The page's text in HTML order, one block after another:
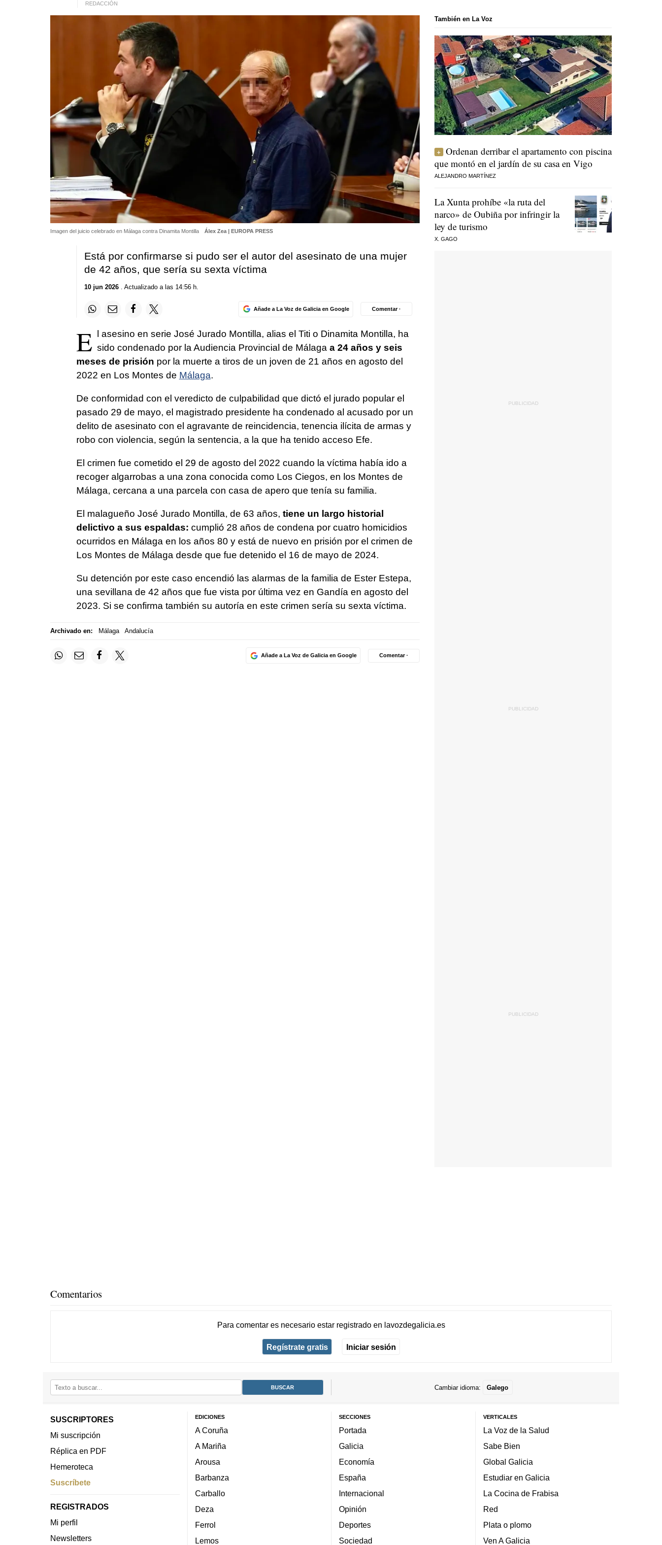
REDACCIÓN
Imagen del juicio celebrado en Málaga contra Dinamita Montilla Álex Zea | EUROPA PRESS
Está por confirmarse si pudo ser el autor del asesinato de una mujer
de 42 años, que sería su sexta víctima
10 jun 2026. Actualizado a las 14:56 h.
Añade a La Voz de Galicia en Google Comentar ·
E l asesino en serie José Jurado Montilla, alias el Titi o Dinamita Montilla, ha
sido condenado por la Audiencia Provincial de Málaga a 24 años y seis
meses de prisión por la muerte a tiros de un joven de 21 años en agosto del
2022 en Los Montes de Málaga.
De conformidad con el veredicto de culpabilidad que dictó el jurado popular el
pasado 29 de mayo, el magistrado presidente ha condenado al acusado por un
delito de asesinato con el agravante de reincidencia, tenencia ilícita de armas y
robo con violencia, según la sentencia, a la que ha tenido acceso Efe.
El crimen fue cometido el 29 de agosto del 2022 cuando la víctima había ido a
recoger algarrobas a una zona conocida como Los Ciegos, en los Montes de
Málaga, cercana a una parcela con casa de apero que tenía su familia.
El malagueño José Jurado Montilla, de 63 años, tiene un largo historial
delictivo a sus espaldas: cumplió 28 años de condena por cuatro homicidios
ocurridos en Málaga en los años 80 y está de nuevo en prisión por el crimen de
Los Montes de Málaga desde que fue detenido el 16 de mayo de 2024.
Su detención por este caso encendió las alarmas de la familia de Ester Estepa,
una sevillana de 42 años que fue vista por última vez en Gandía en agosto del
2023. Si se confirma también su autoría en este crimen sería su sexta víctima.
Archivado en: Málaga Andalucía
Añade a La Voz de Galicia en Google Comentar ·
También en La Voz
Ordenan derribar el apartamento con piscina
que montó en el jardín de su casa en Vigo
ALEJANDRO MARTÍNEZ
La Xunta prohíbe «la ruta del
narco» de Oubiña por infringir la
ley de turismo
X. GAGO
Comentarios
Para comentar es necesario estar registradoen lavozdegalicia.es
Regístrate gratis Iniciar sesión
Cambiar idioma: Galego
SUSCRIPTORES
Mi suscripción
Réplica en PDF
Hemeroteca
Suscríbete
REGISTRADOS
Mi perfil
Newsletters
EDICIONES
A Coruña
A Mariña
Arousa
Barbanza
Carballo
Deza
Ferrol
Lemos
SECCIONES
Portada
Galicia
Economía
España
Internacional
Opinión
Deportes
Sociedad
VERTICALES
La Voz de la Salud
Sabe Bien
Global Galicia
Estudiar en Galicia
La Cocina de Frabisa
Red
Plata o plomo
Ven A Galicia